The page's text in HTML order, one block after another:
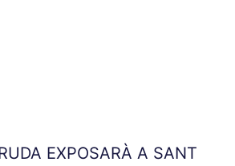
EXPOSARÀ A SANT